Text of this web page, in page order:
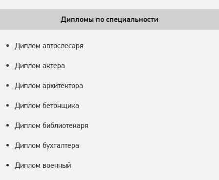
Дипломы по специальности
Диплом автослесаря
Диплом актера
Диплом архитектора
Диплом бетонщика
Диплом библиотекаря
Диплом бухгалтера
Диплом военный